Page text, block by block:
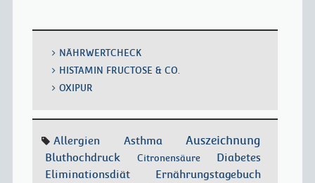
NÄHRWERTCHECK
HISTAMIN FRUCTOSE & CO.
OXIPUR
Allergien Asthma Auszeichnung
Bluthochdruck Citronensäure
Diabetes
Eliminationsdiät
Ernährungstagebuch